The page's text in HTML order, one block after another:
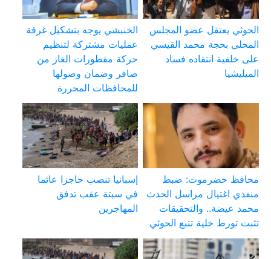
الحوثي يعتقل عضو المجلس
المحلي بحجة محمد القيسي
على خلفية انتقاده فساد
الميليشيا
الخنبشي يوجه بتشكيل غرفة
عمليات مشتركة لتنظيم
حركة مقطورات الغاز من
صافر وضمان وصولها
للمحافظات المحررة
محافظ حضرموت: ضبط
منفذي اغتيال مراسل الحدث
محمد عيضة.. والتحقيقات
تثبت تورط خلية تتبع الحوثي
إسبانيا تنصب حاجزا عائما
في سبتة عقب تدفق
المهاجرين